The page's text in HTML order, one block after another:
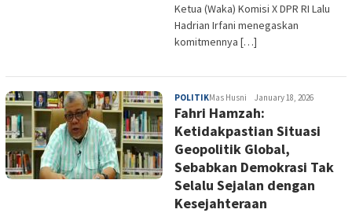
Ketua (Waka) Komisi X DPR RI Lalu
Hadrian Irfani menegaskan
komitmennya […]
POLITIKMas Husni January 18, 2026
Fahri Hamzah:
Ketidakpastian Situasi
Geopolitik Global,
Sebabkan Demokrasi Tak
Selalu Sejalan dengan
Kesejahteraan